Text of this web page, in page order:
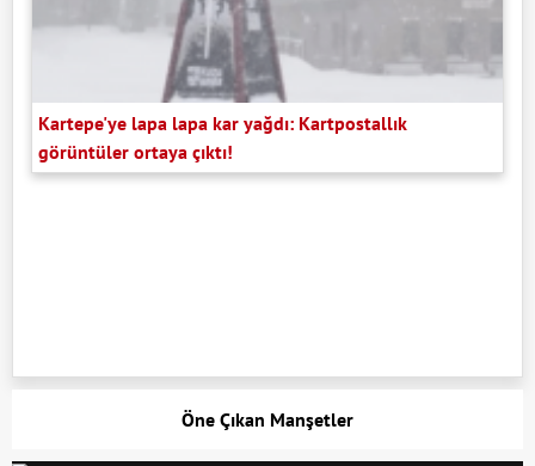
Kartepe'ye lapa lapa kar yağdı: Kartpostallık
görüntüler ortaya çıktı!
Öne Çıkan Manşetler